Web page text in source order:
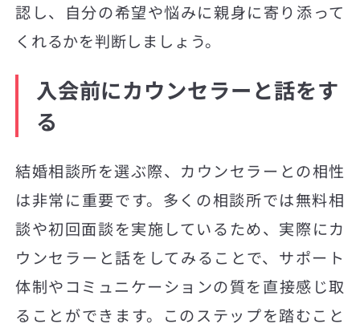
認し、自分の希望や悩みに親身に寄り添って
くれるかを判断しましょう。
入会前にカウンセラーと話をす
る
結婚相談所を選ぶ際、カウンセラーとの相性
は非常に重要です。多くの相談所では無料相
談や初回面談を実施しているため、実際にカ
ウンセラーと話をしてみることで、サポート
体制やコミュニケーションの質を直接感じ取
ることができます。このステップを踏むこと